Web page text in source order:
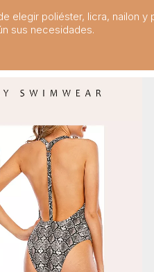
elegir poliéster, licra, nailon
sus necesidades.